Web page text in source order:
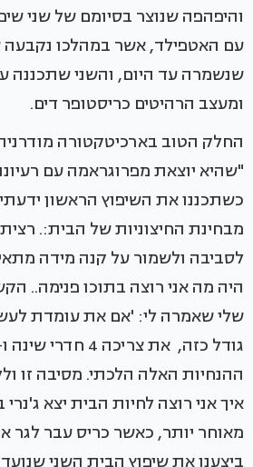
והיפהפה שנוצר בסיומם של שני
עם האטפילד, אשר במהלכו
שנשמרה עד היום, והשני שתכננה
ומעצב הרהיטים כריסטופר דים.
החלק הטוב בארכיטקטורה
"שהיא יוצאת מפרוגראמה עם
כשתכננו את השיפוץ הראשון
מבחינת החיצוניות של הבית:.
לסביבה ולשמור על קנה מידה
היה מה אני רוצה בתוכו פנימה..
שלי שאמרה לי: 'אם את עומדת
ההנחיות האלה הלכתי. מסיבה זו
איך אני רוצה לחיות הבית יצא
מאוחר יותר, כאשר כריס עבר לגר
ביצענו את שיפוץ הבית השני